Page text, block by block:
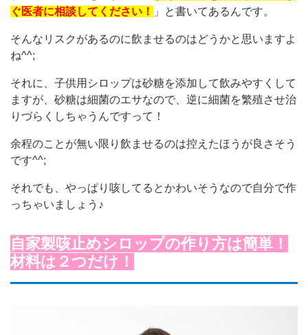
ぐ医者に相談してください！
」と書いてあるんです。
そんなリスクがあるのに飲ませるのはどうかと思いますよ
ね^^;
それに、子供用シロップは砂糖を添加して飲みやすくして
ますが、砂糖は細菌のエサなので、逆に細菌を繁殖させ治
りづらくしちゃうんですって！
余程のことが無い限り飲ませるのは控えたほうが良さそう
です^^;
それでも、やっぱり咳してるとかわいそうなので自分で作
っちゃいましょう♪
自家製咳止めシロップの作り方は簡単！
材料は２つだけ！